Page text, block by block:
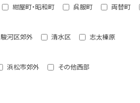
紺屋町・昭和町 呉服町 両替町
駿河区郊外 清水区
志太榛原
浜松市郊外
その他西部